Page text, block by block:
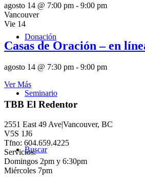
Donación
Seminario
Buscar
agosto 14 @ 7:00 pm - 9:00 pm
Vancouver
Vie 14
Casas de Oración – en
agosto 14 @ 7:30 pm - 9:00 pm
Ver Más
TBB El Redentor
2551 East 49 Ave|Vancouver, BC
V5S 1J6
Tfno: 604.659.4225
Servicios:
Domingos 2pm y 6:30pm
Miércoles 7pm